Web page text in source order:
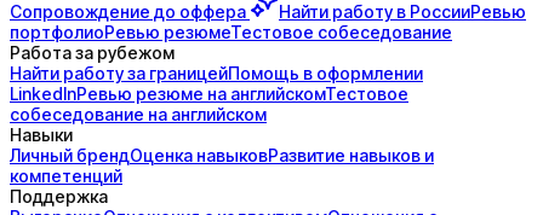
Сопровождение до оффера Найти работу в РоссииРевью
портфолиоРевью резюмеТестовое собеседование
Работа за рубежом
Найти работу за границейПомощь в оформлении
LinkedInРевью резюме на английскомТестовое
собеседование на английском
Навыки
Личный брендОценка навыковРазвитие навыков и
компетенций
Поддержка